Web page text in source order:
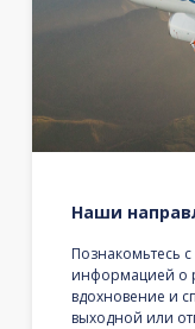
Наши
Познакомьтесь
информацией о
вдохновение и
выходной или